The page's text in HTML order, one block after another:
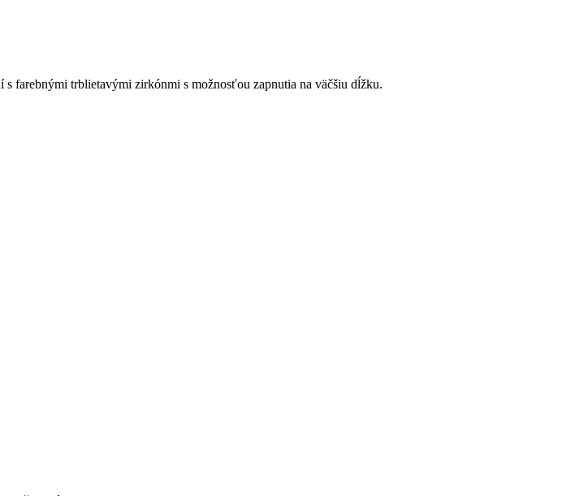
farebnými trblietavými zirkónmi s možnosťou zapnutia na väčšiu dĺžku.